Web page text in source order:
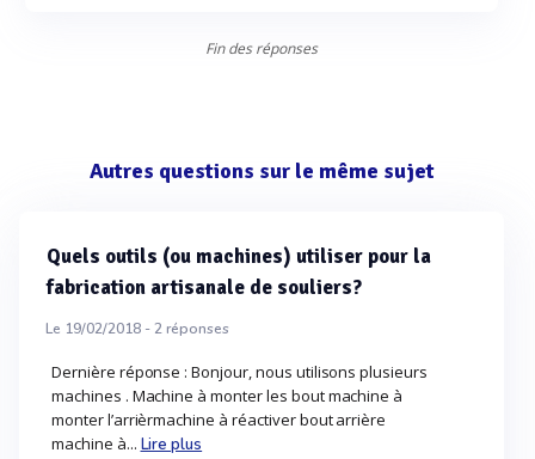
Fin des réponses
Autres questions sur le même sujet
Quels outils (ou machines) utiliser pour la
fabrication artisanale de souliers?
Le 19/02/2018 -2réponses
Dernière réponse : Bonjour, nous utilisons plusieurs
machines . Machine à monter les bout machine à
monter l’arrièrmachine à réactiver bout arrière
machine à... Lire plus